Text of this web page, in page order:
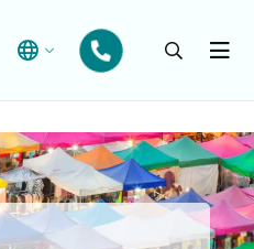
Open